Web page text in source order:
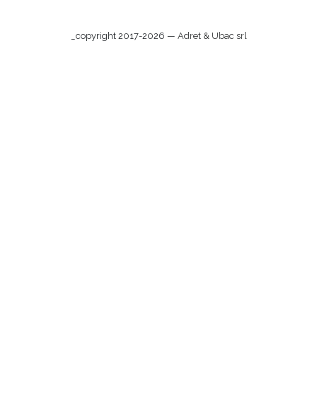
_copyright 2017-2026 — Adret & Ubac srl